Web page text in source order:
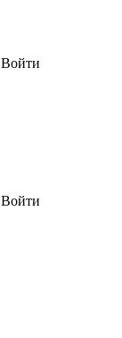
Войти
Войти